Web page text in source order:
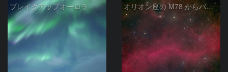
ブレイクアップオーロラ オリオン座の M78 からバーナードループをまたいで LDN1622あたり